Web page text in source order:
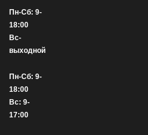
Пн-Сб: 9-
18:00
Вс-
выходной
Пн-Сб: 9-
18:00
Вс: 9-
17:00